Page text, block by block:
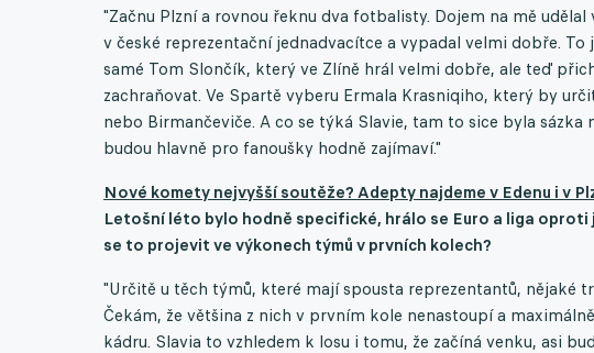
"Začnu Plzní a rovnou řeknu dva fotbalisty. Dojem na mě
v české reprezentační jednadvacítce a vypadal velmi dobře.
samé Tom Slončík, který ve Zlíně hrál velmi dobře, ale teď
zachraňovat. Ve Spartě vyberu Ermala Krasniqiho, který by
nebo Birmančeviče. A co se týká Slavie, tam to sice byla
budou hlavně pro fanoušky hodně zajímaví."
Nové komety nejvyšší soutěže? Adepty najdeme v Edenu i v
Letošní léto bylo hodně specifické, hrálo se Euro a liga oproti
se to projevit ve výkonech týmů v prvních kolech?
"Určitě u těch týmů, které mají spousta reprezentantů, nějaké
Čekám, že většina z nich v prvním kole nenastoupí a
kádru. Slavia to vzhledem k losu i tomu, že začíná venku, asi